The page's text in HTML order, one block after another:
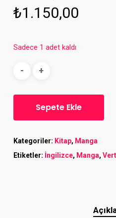
₺1.150,00
Sadece 1 adet kaldı
Sepete Ekle
Kategoriler: Kitap, Manga
Etiketler: İngilizce, Manga,